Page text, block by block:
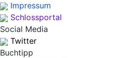
Impressum
Schlossportal
Social Media
Twitter
Buchtipp